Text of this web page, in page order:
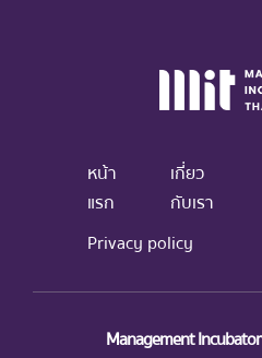
หน้า
แรก
เกี่ยว
กับเรา
Privacy policy
Management